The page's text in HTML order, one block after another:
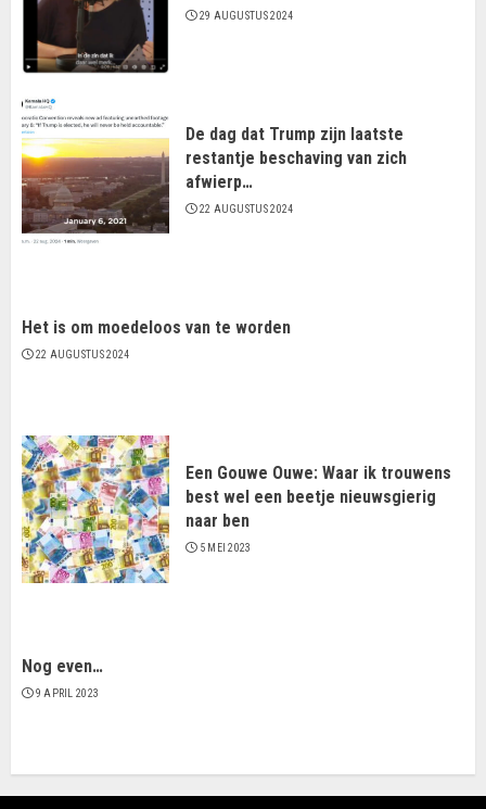
29 AUGUSTUS 2024
De dag dat Trump zijn laatste
restantje beschaving van zich
afwierp…
22 AUGUSTUS 2024
Het is om moedeloos van te worden
22 AUGUSTUS 2024
Een Gouwe Ouwe: Waar ik trouwens
best wel een beetje nieuwsgierig
naar ben
5 MEI 2023
Nog even…
9 APRIL 2023